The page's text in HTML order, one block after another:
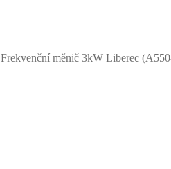
Frekvenční měnič 3kW Liberec